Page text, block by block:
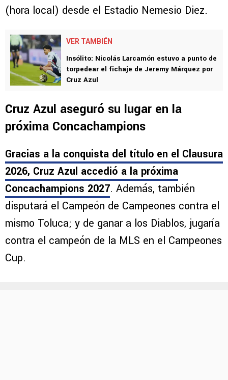
(hora local) desde el Estadio Nemesio Diez.
VER TAMBIÉN
Insólito: Nicolás Larcamón estuvo a punto de
torpedear el fichaje de Jeremy Márquez por
Cruz Azul
Cruz Azul aseguró su lugar en la
próxima Concachampions
Gracias a la conquista del título en el Clausura
2026, Cruz Azul accedió a la próxima
Concachampions 2027. Además, también
disputará el Campeón de Campeones contra el
mismo Toluca; y de ganar a los Diablos, jugaría
contra el campeón de la MLS en el Campeones
Cup.